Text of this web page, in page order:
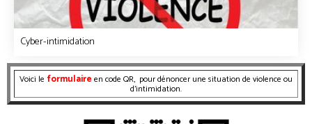
Cyber-intimidation
Voici le formulaire en code QR, pour dénoncer une situation de violence ou
d’intimidation.